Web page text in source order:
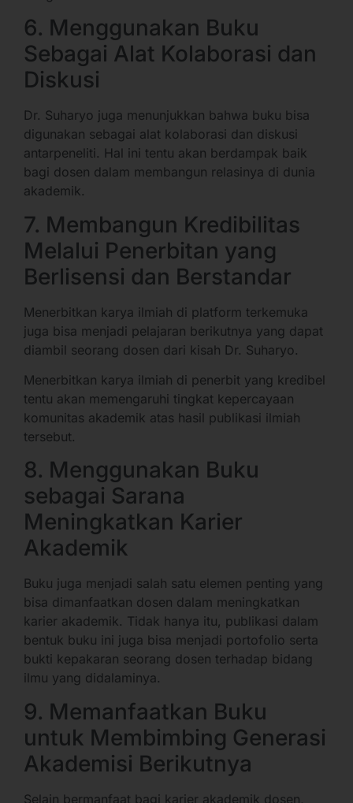
6. Menggunakan Buku
Sebagai Alat Kolaborasi dan
Diskusi
Dr. Suharyo juga menunjukkan bahwa buku bisa
digunakan sebagai alat kolaborasi dan diskusi
antarpeneliti. Hal ini tentu akan berdampak baik
bagi dosen dalam membangun relasinya di dunia
akademik.
7. Membangun Kredibilitas
Melalui Penerbitan yang
Berlisensi dan Berstandar
Menerbitkan karya ilmiah di platform terkemuka
juga bisa menjadi pelajaran berikutnya yang dapat
diambil seorang dosen dari kisah Dr. Suharyo.
Menerbitkan karya ilmiah di penerbit yang kredibel
tentu akan memengaruhi tingkat kepercayaan
komunitas akademik atas hasil publikasi ilmiah
tersebut.
8. Menggunakan Buku
sebagai Sarana
Meningkatkan Karier
Akademik
Buku juga menjadi salah satu elemen penting yang
bisa dimanfaatkan dosen dalam meningkatkan
karier akademik. Tidak hanya itu, publikasi dalam
bentuk buku ini juga bisa menjadi portofolio serta
bukti kepakaran seorang dosen terhadap bidang
ilmu yang didalaminya.
9. Memanfaatkan Buku
untuk Membimbing Generasi
Akademisi Berikutnya
Selain bermanfaat bagi karier akademik dosen,